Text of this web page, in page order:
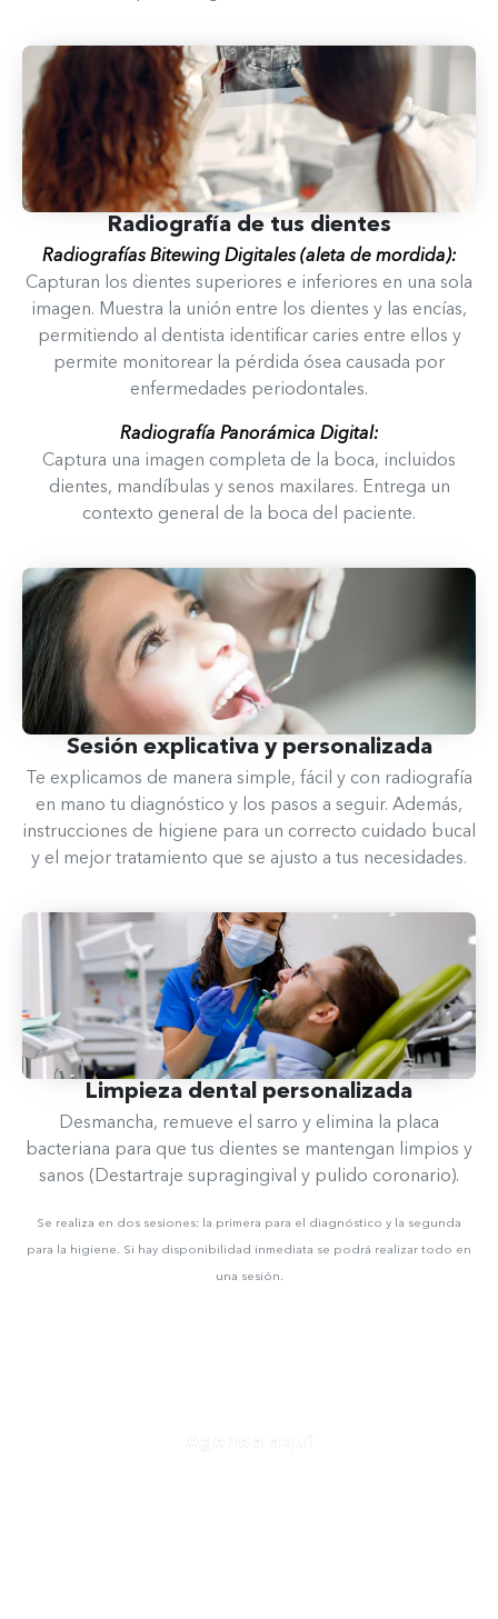
Radiografía de tus dientes​
Radiografías Bitewing Digitales (aleta de mordida):
Capturan los dientes superiores e inferiores en una sola
imagen. Muestra la unión entre los dientes y las encías,
permitiendo al dentista identificar caries entre ellos y
permite monitorear la pérdida ósea causada por
enfermedades periodontales.
Radiografía Panorámica Digital:
Captura una imagen completa de la boca, incluidos
dientes, mandíbulas y senos maxilares. Entrega un
contexto general de la boca del paciente.
Sesión explicativa y personalizada
Te explicamos de manera simple, fácil y con radiografía
en mano tu diagnóstico y los pasos a seguir. Además,
instrucciones de higiene para un correcto cuidado bucal
y el mejor tratamiento que se ajusto a tus necesidades.
Limpieza dental personalizada
Desmancha, remueve el sarro y elimina la placa
bacteriana para que tus dientes se mantengan limpios y
sanos (Destartraje supragingival y pulido coronario).
Se realiza en dos sesiones: la primera para el diagnóstico y la segunda
para la higiene. Si hay disponibilidad inmediata se podrá realizar todo en
una sesión.